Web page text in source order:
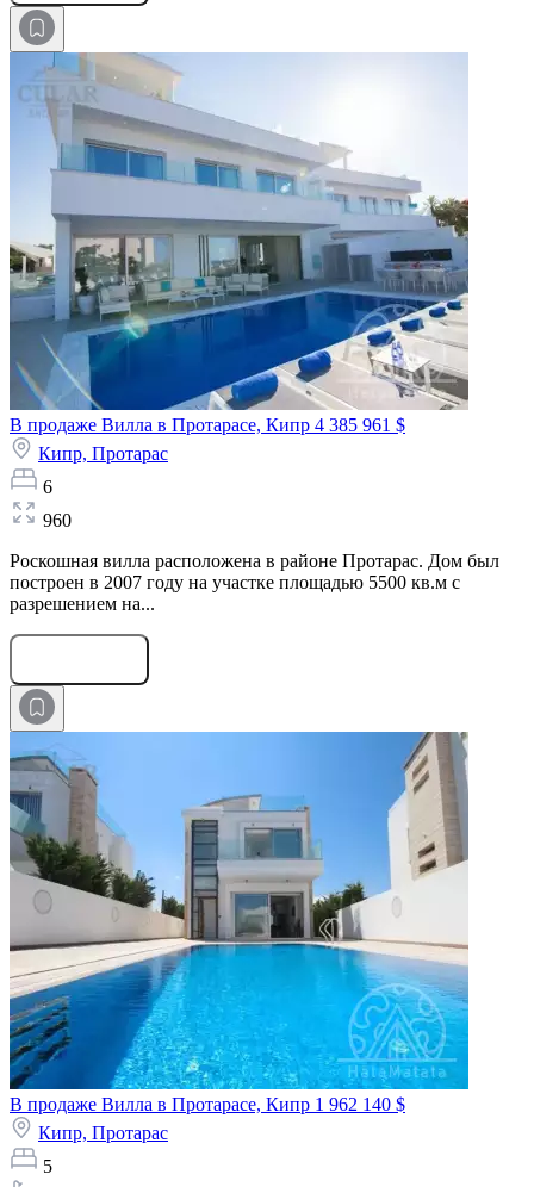
В продаже Вилла в Протарасе, Кипр 4 385 961 $
Кипр, Протарас
6
960
Роскошная вилла расположена в районе Протарас. Дом был
построен в 2007 году на участке площадью 5500 кв.м с
разрешением на...
В продаже Вилла в Протарасе, Кипр 1 962 140 $
Кипр, Протарас
5